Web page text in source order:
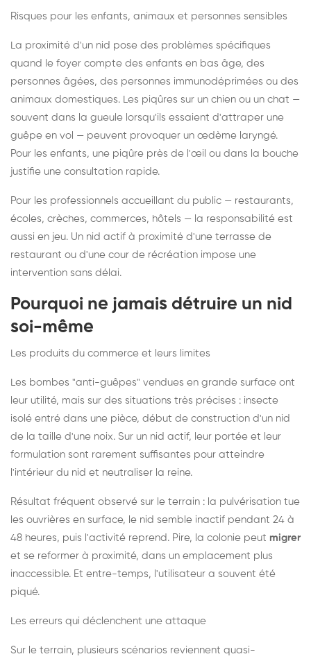
Risques pour les enfants, animaux et personnes sensibles
La proximité d'un nid pose des problèmes spécifiques
quand le foyer compte des enfants en bas âge, des
personnes âgées, des personnes immunodéprimées ou des
animaux domestiques. Les piqûres sur un chien ou un chat —
souvent dans la gueule lorsqu'ils essaient d'attraper une
guêpe en vol — peuvent provoquer un œdème laryngé.
Pour les enfants, une piqûre près de l'œil ou dans la bouche
justifie une consultation rapide.
Pour les professionnels accueillant du public — restaurants,
écoles, crèches, commerces, hôtels — la responsabilité est
aussi en jeu. Un nid actif à proximité d'une terrasse de
restaurant ou d'une cour de récréation impose une
intervention sans délai.
Pourquoi ne jamais détruire un nid
soi-même
Les produits du commerce et leurs limites
Les bombes "anti-guêpes" vendues en grande surface ont
leur utilité, mais sur des situations très précises : insecte
isolé entré dans une pièce, début de construction d'un nid
de la taille d'une noix. Sur un nid actif, leur portée et leur
formulation sont rarement suffisantes pour atteindre
l'intérieur du nid et neutraliser la reine.
Résultat fréquent observé sur le terrain : la pulvérisation tue
les ouvrières en surface, le nid semble inactif pendant 24 à
48 heures, puis l'activité reprend. Pire, la colonie peut migrer
et se reformer à proximité, dans un emplacement plus
inaccessible. Et entre-temps, l'utilisateur a souvent été
piqué.
Les erreurs qui déclenchent une attaque
Sur le terrain, plusieurs scénarios reviennent quasi-